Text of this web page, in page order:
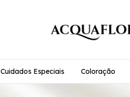
Cuidados Especiais Coloração